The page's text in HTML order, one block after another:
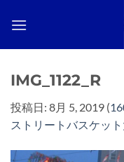
IMG_1122_R
投稿日: 8月 5, 2019 (
ストリートバスケッ